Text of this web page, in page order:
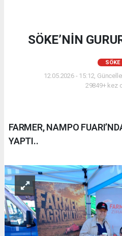
SÖKE’NİN
SÖKE
12.05.2026 - 15:12,
29849+ kez
FARMER, NAMPO
YAPTI..